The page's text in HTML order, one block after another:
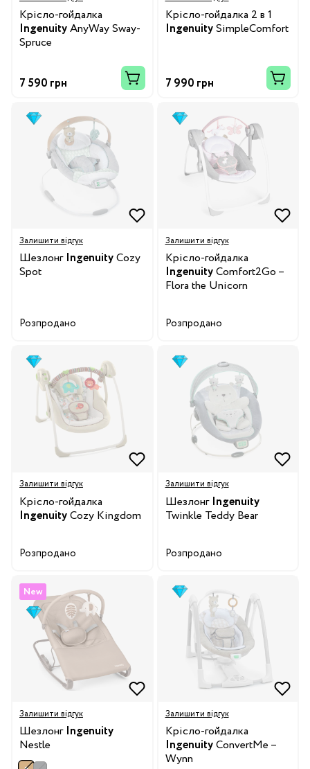
Крісло-гойдалка
IngenuityAnyWay Sway-
Spruce
7 590 грн
Крісло-гойдалка 2 в 1
IngenuitySimpleComfort
7 990 грн
Залишити відгук
Шезлонг IngenuityCozy
Spot
Розпродано
Залишити відгук
Крісло-гойдалка
IngenuityComfort2Go –
Flora the Unicorn
Розпродано
Залишити відгук
Крісло-гойдалка
IngenuityCozy Kingdom
Розпродано
Залишити відгук
Шезлонг Ingenuity
Twinkle Teddy Bear
Розпродано
New
Залишити відгук
Шезлонг Ingenuity
Nestle
Залишити відгук
Крісло-гойдалка
IngenuityConvertMe –
Wynn